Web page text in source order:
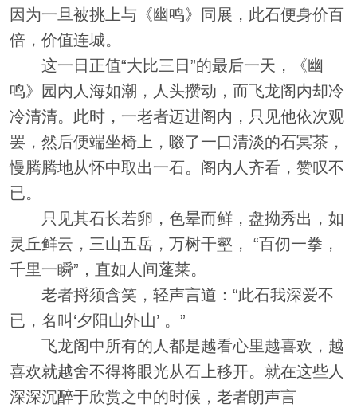
因为一旦被挑上与《幽鸣》同展，此石便身价百
倍，价值连城。
这一日正值“大比三日”的最后一天，《幽
鸣》园内人海如潮，人头攒动，而飞龙阁内却冷
冷清清。此时，一老者迈进阁内，只见他依次观
罢，然后便端坐椅上，啜了一口清淡的石冥茶，
慢腾腾地从怀中取出一石。阁内人齐看，赞叹不
已。
只见其石长若卵，色晕而鲜，盘拗秀出，如
灵丘鲜云，三山五岳，万树干壑， “百仞一拳，
千里一瞬”，直如人间蓬莱。
老者捋须含笑，轻声言道：“此石我深爱不
已，名叫‘夕阳山外山’ 。”
飞龙阁中所有的人都是越看心里越喜欢，越
喜欢就越舍不得将眼光从石上移开。就在这些人
深深沉醉于欣赏之中的时候，老者朗声言